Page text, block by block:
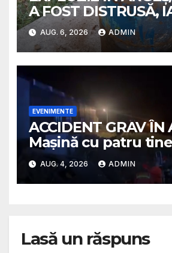
A FOST DISTRUSĂ,
PROPRIETARA A
ARSURI GRAVE
AUG. 6, 2026 ADMIN
EVENIMENTE
ACCIDENT GRAV ÎN
Mașină cu patru
răsturnată pe un
Micești/ Doi sunt în
gravă
AUG. 4, 2026 ADMIN
Lasă un răspuns